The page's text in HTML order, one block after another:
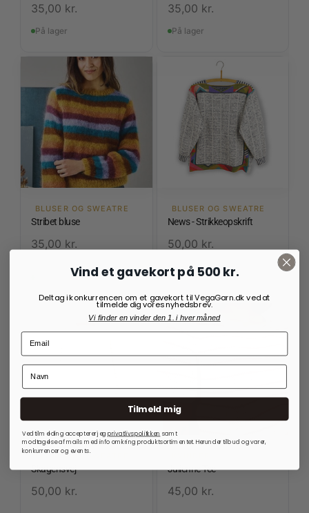
35,00 kr.
På lager
35,00 kr.
På lager
BLUSER OG SWEATRE
Stribet bluse
35,00 kr.
BLUSER OG SWEATRE
News - Strikkeopskrift
50,00 kr.
På lager
BLUSER OG SWEATRE
Skagensvej
50,00 kr.
Julienne Tee
45,00 kr.
Vind et gavekort på 500 kr.
Deltag i konkurrencen om et gavekort til VegaGarn.dk ved at
tilmelde dig vores nyhedsbrev.
Vi finder en vinder den 1. i hver måned
Tilmeld mig
Ved tilmelding accepterer jegprivatlivspolitkken samt
modtagelse af mails med info omkring produktsortimentet. Herunder tilbud og varer,
konkurrencer og events.